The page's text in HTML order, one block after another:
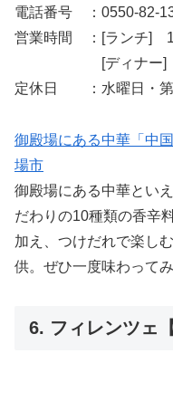
電話番号 ：0550-82-
営業時間 ：[ランチ]
[ディナー] 17：
定休日 ：水曜日・第
御殿場にある中華「中
場市
御殿場にある中華とい
だわりの10種類の香辛
加え、つけだれで楽し
供。ぜひ一度味わって
6. フィレンツェ